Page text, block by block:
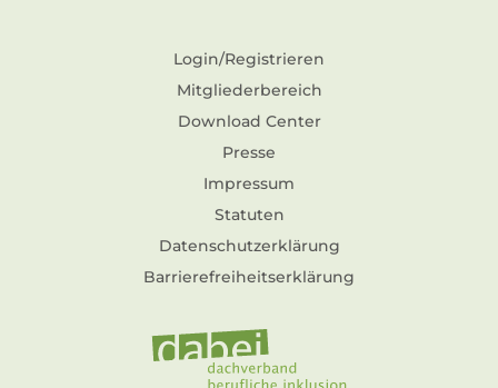
Login/Registrieren
Mitgliederbereich
Download Center
Presse
Impressum
Statuten
Datenschutzerklärung
Barrierefreiheitserklärung